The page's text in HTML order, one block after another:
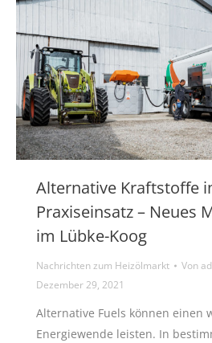
Alternative Kraftstoffe
Praxiseinsatz – Neues
im Lübke-Koog
Nachrichten zum Heizölmarkt Von
Dezember 29, 2021
Alternative Fuels können einen
Energiewende leisten. In